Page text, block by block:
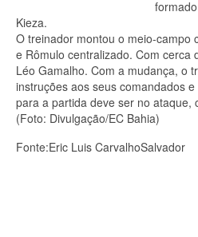
Kieza.
O treinador montou o meio-campo
e Rômulo centralizado. Com
Léo Gamalho. Com a mudança, o
instruções aos seus comandados
para a partida deve ser no ataque,
(Foto: Divulgação/EC Bahia)
Fonte:Eric Luis CarvalhoSalvador